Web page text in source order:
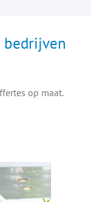
bedrijven
op maat.